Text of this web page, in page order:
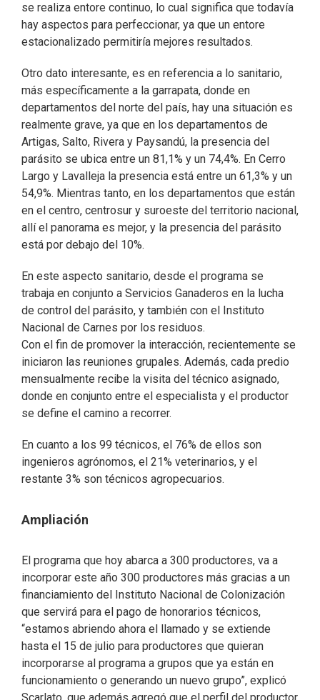
se realiza entore continuo, lo cual significa que todavía
hay aspectos para perfeccionar, ya que un entore
estacionalizado permitiría mejores resultados.
Otro dato interesante, es en referencia a lo sanitario,
más específicamente a la garrapata, donde en
departamentos del norte del país, hay una situación es
realmente grave, ya que en los departamentos de
Artigas, Salto, Rivera y Paysandú, la presencia del
parásito se ubica entre un 81,1% y un 74,4%. En Cerro
Largo y Lavalleja la presencia está entre un 61,3% y un
54,9%. Mientras tanto, en los departamentos que están
en el centro, centrosur y suroeste del territorio nacional,
allí el panorama es mejor, y la presencia del parásito
está por debajo del 10%.
En este aspecto sanitario, desde el programa se
trabaja en conjunto a Servicios Ganaderos en la lucha
de control del parásito, y también con el Instituto
Nacional de Carnes por los residuos.
Con el fin de promover la interacción, recientemente se
iniciaron las reuniones grupales. Además, cada predio
mensualmente recibe la visita del técnico asignado,
donde en conjunto entre el especialista y el productor
se define el camino a recorrer.
En cuanto a los 99 técnicos, el 76% de ellos son
ingenieros agrónomos, el 21% veterinarios, y el
restante 3% son técnicos agropecuarios.
Ampliación
El programa que hoy abarca a 300 productores, va a
incorporar este año 300 productores más gracias a un
financiamiento del Instituto Nacional de Colonización
que servirá para el pago de honorarios técnicos,
“estamos abriendo ahora el llamado y se extiende
hasta el 15 de julio para productores que quieran
incorporarse al programa a grupos que ya están en
funcionamiento o generando un nuevo grupo”, explicó